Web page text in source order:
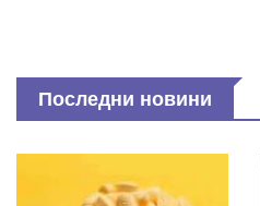
Последни новини